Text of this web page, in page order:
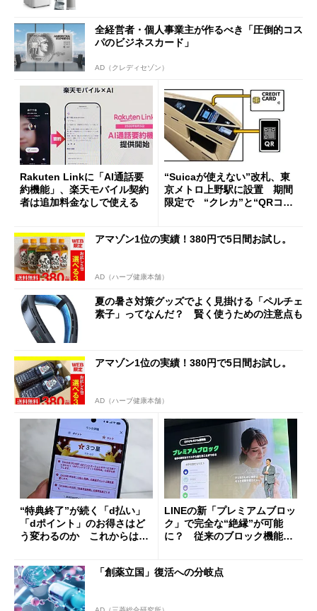
全経営者・個人事業主が作るべき「圧倒的コス
パのビジネスカード」
AD（クレディセゾン）
Rakuten Linkに「AI通話要
約機能」、楽天モバイル契約
者は追加料金なしで使える
“Suicaが使えない”改札、東
京メトロ上野駅に設置 期間
限定で “クレカ”と“QRコー
アマゾン1位の実績！380円で5日間お試し。
AD（ハーブ健康本舗）
夏の暑さ対策グッズでよく見掛ける「ペルチェ
素子」ってなんだ？ 賢く使うための注意点も
アマゾン1位の実績！380円で5日間お試し。
AD（ハーブ健康本舗）
“特典終了”が続く「d払い」
「dポイント」のお得さはど
う変わるのか これからは
LINEの新「プレミアムブロッ
ク」で完全な“絶縁”が可能
に？ 従来のブロック機能と
「創薬立国」復活への分岐点